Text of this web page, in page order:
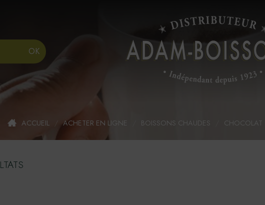
ACCUEIL / ACHETER EN LIGNE BOISSONS CHAUDES CHOCOLAT